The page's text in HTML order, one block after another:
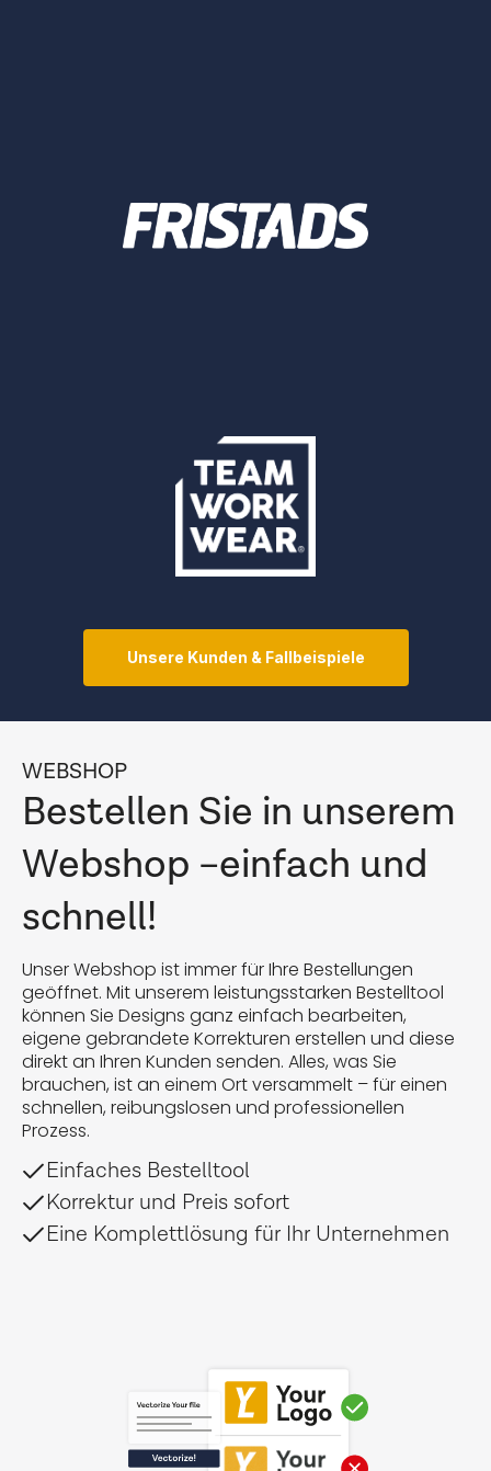
Unsere Kunden & Fallbeispiele
WEBSHOP
Bestellen Sie in unserem
Webshop –einfach und
schnell!
Unser Webshop ist immer für Ihre Bestellungen
geöffnet. Mit unserem leistungsstarken Bestelltool
können Sie Designs ganz einfach bearbeiten,
eigene gebrandete Korrekturen erstellen und diese
direkt an Ihren Kunden senden. Alles, was Sie
brauchen, ist an einem Ort versammelt – für einen
schnellen, reibungslosen und professionellen
Prozess.
Einfaches Bestelltool
Korrektur und Preis sofort
Eine Komplettlösung für Ihr Unternehmen